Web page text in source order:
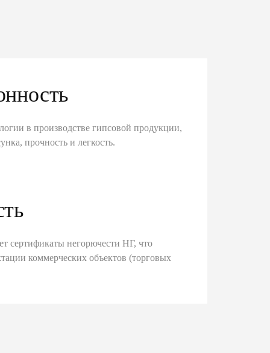
в производстве гипсовой продукции,
прочность и легкость.
сертификаты негорючести НГ, что
коммерческих объектов (торговых